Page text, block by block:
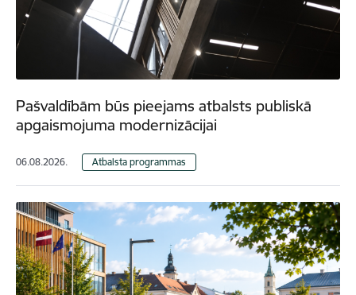
Pašvaldībām būs pieejams atbalsts publiskā
apgaismojuma modernizācijai
06.08.2026. Atbalsta programmas